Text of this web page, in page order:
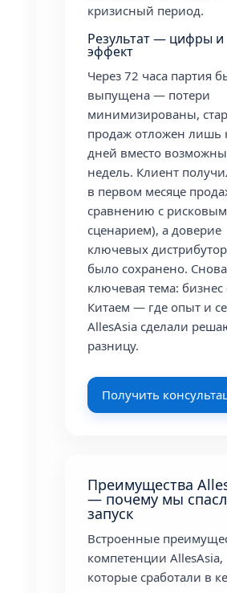
кризисный период.
Результат — цифры и
эффект
Через 72 часа партия
выпущена — потери
минимизированы,
продаж отложен лишь
дней вместо
недель. Клиент
в первом месяце
сравнению с рисковым
сценарием), а доверие
ключевых
было сохранено. Снова
ключевая тема: бизнес
Китаем — где опыт и
AllesAsia сделали
разницу.
Получить
Преимущества
— почему мы
запуск
Встроенные
компетенции AllesAsia,
которые сработали в